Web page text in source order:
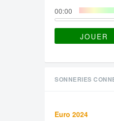
00:00
JOUER
SONNERIES
Euro 2024